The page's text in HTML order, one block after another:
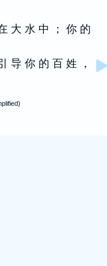
大 水 中 ； 你 的
导 你 的 百 姓 ，